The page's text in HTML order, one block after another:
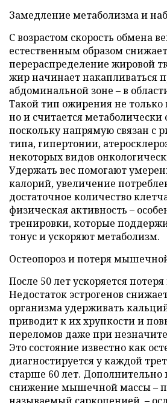
Замедление метаболизма и
С возрастом скорость обмена
естественным образом
перераспределение жировой
жир начинает накапливаться
абдоминальной зоне – в
Такой тип ожирения не только
но и считается
поскольку напрямую связан с
типа, гипертонии,
некоторых видов
Удержать вес помогают
калорий, увеличение
достаточное количество
физическая активность –
тренировки, которые
тонус и ускоряют метаболизм.
Остеопороз и потеря
После 50 лет ускоряется
Недостаток эстрогенов
организма удерживать
приводит к их хрупкости и
переломов даже при
Это состояние известно как
диагностируется у каждой
старше 60 лет. Дополнительно
снижение мышечной массы –